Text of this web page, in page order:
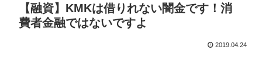
【融資】KMKは借りれない闇金です！消
費者金融ではないですよ
2019.04.24